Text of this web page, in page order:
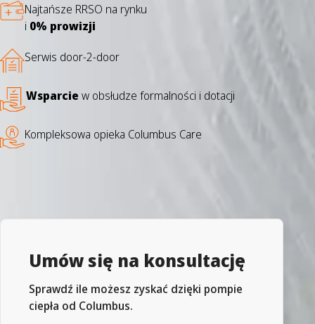
Najtańsze RRSO na rynku
i 0% prowizji
Serwis door-2-door
Wsparcie w obsłudze formalności i dotacji
Kompleksowa opieka Columbus Care
Umów się na konsultację
Sprawdź ile możesz zyskać dzięki pompie
ciepła od Columbus.